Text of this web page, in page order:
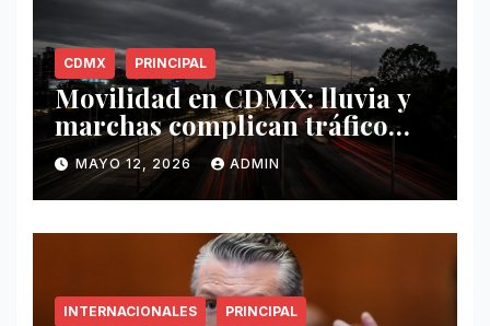
CDMX PRINCIPAL
Movilidad en CDMX: lluvia y
marchas complican tráfico
este 12 de mayo
MAYO 12, 2026 ADMIN
INTERNACIONALES PRINCIPAL